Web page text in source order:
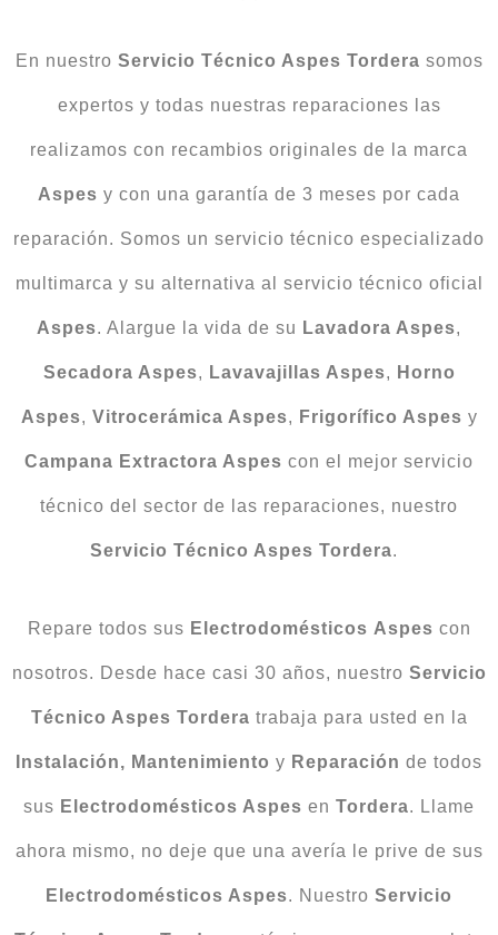
En nuestro Servicio Técnico Aspes Tordera somos
expertos y todas nuestras reparaciones las
realizamos con recambios originales de la marca
Aspes y con una garantía de 3 meses por cada
reparación. Somos un servicio técnico especializado
multimarca y su alternativa al servicio técnico oficial
Aspes. Alargue la vida de su Lavadora Aspes,
Secadora Aspes, Lavavajillas Aspes, Horno
Aspes, Vitrocerámica Aspes, Frigorífico Aspes y
Campana Extractora Aspes con el mejor servicio
técnico del sector de las reparaciones, nuestro
Servicio Técnico Aspes Tordera.
Repare todos sus Electrodomésticos Aspes con
nosotros. Desde hace casi 30 años, nuestro Servicio
Técnico Aspes Tordera trabaja para usted en la
Instalación, Mantenimiento y Reparación de todos
sus Electrodomésticos Aspes en Tordera. Llame
ahora mismo, no deje que una avería le prive de sus
Electrodomésticos Aspes. Nuestro Servicio